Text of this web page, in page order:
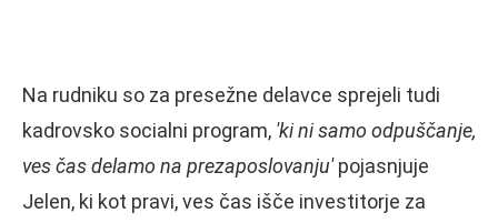
Na rudniku so za presežne delavce sprejeli tudi
kadrovsko socialni program, 'ki ni samo odpuščanje,
ves čas delamo na prezaposlovanju'pojasnjuje
Jelen, ki kot pravi, ves čas išče investitorje za